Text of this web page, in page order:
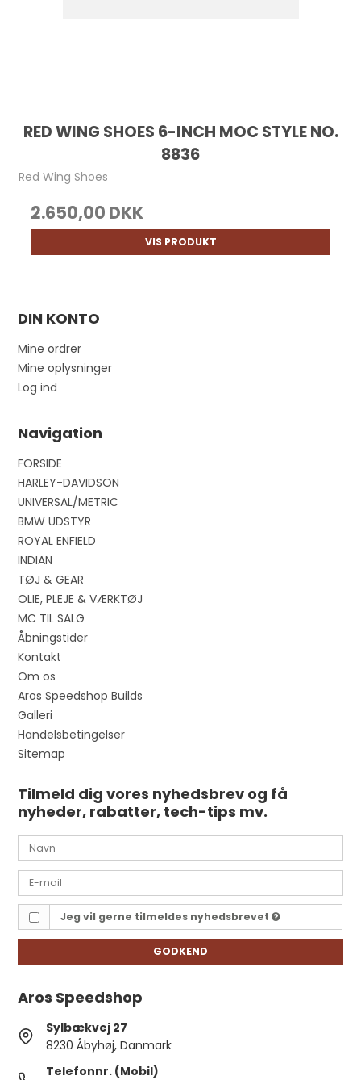
RED WING SHOES 6-INCH MOC STYLE NO.
8836
Red Wing Shoes
2.650,00 DKK
VIS PRODUKT
DIN KONTO
Mine ordrer
Mine oplysninger
Log ind
Navigation
FORSIDE
HARLEY-DAVIDSON
UNIVERSAL/METRIC
BMW UDSTYR
ROYAL ENFIELD
INDIAN
TØJ & GEAR
OLIE, PLEJE & VÆRKTØJ
MC TIL SALG
Åbningstider
Kontakt
Om os
Aros Speedshop Builds
Galleri
Handelsbetingelser
Sitemap
Tilmeld dig vores nyhedsbrev og få
nyheder, rabatter, tech-tips mv.
Jeg vil gerne tilmeldes nyhedsbrevet
GODKEND
Aros Speedshop
Sylbækvej 27
8230 Åbyhøj, Danmark
Telefonnr. (Mobil)